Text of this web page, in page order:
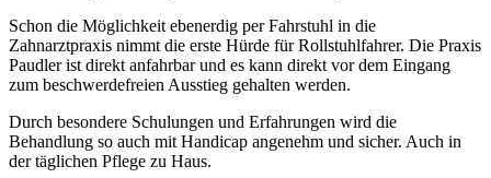
Schon die Möglichkeit ebenerdig per Fahrstuhl in die
Zahnarztpraxis nimmt die erste Hürde für Rollstuhlfahrer. Die Praxis
Paudler ist direkt anfahrbar und es kann direkt vor dem Eingang
zum beschwerdefreien Ausstieg gehalten werden.
Durch besondere Schulungen und Erfahrungen wird die
Behandlung so auch mit Handicap angenehm und sicher. Auch in
der täglichen Pflege zu Haus.